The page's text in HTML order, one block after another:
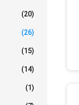
(20)
(26)
(15)
(14)
(1)